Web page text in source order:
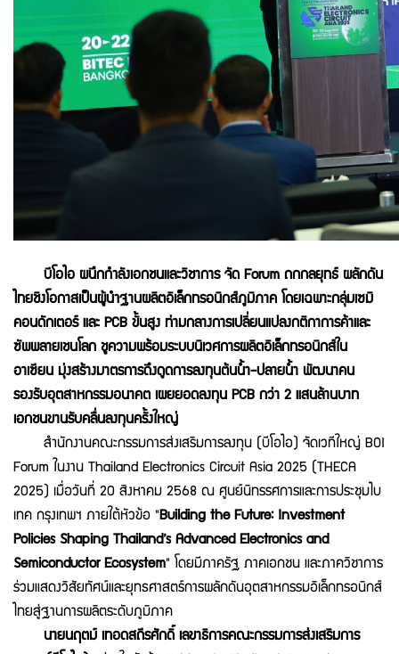
บีโอไอ ผนึกกำลังเอกชนและวิชาการ จัด Forum ถกกลยุทธ์ ผลักดัน
ไทยชิงโอกาสเป็นผู้นำฐานผลิตอิเล็กทรอนิกส์ภูมิภาค โดยเฉพาะกลุ่มเซมิ
คอนดักเตอร์ และ PCB ขั้นสูง ท่ามกลางการเปลี่ยนแปลงกติกาการค้าและ
ซัพพลายเชนโลก ชูความพร้อมระบบนิเวศการผลิตอิเล็กทรอนิกส์ใน
อาเซียน มุ่งสร้างมาตรการดึงดูดการลงทุนต้นน้ำ-ปลายน้ำ พัฒนาคน
รองรับอุตสาหกรรมอนาคต เผยยอดลงทุน PCB กว่า 2 แสนล้านบาท
เอกชนขานรับคลื่นลงทุนครั้งใหญ่
สำนักงานคณะกรรมการส่งเสริมการลงทุน (บีโอไอ) จัดเวทีใหญ่ BOI
Forum ในงาน Thailand Electronics Circuit Asia 2025 (THECA
2025) เมื่อวันที่ 20 สิงหาคม 2568 ณ ศูนย์นิทรรศการและการประชุมไบ
เทค กรุงเทพฯ ภายใต้หัวข้อ "Building the Future: Investment
Policies Shaping Thailand’s Advanced Electronics and
Semiconductor Ecosystem" โดยมีภาครัฐ ภาคเอกชน และภาควิชาการ
ร่วมแสดงวิสัยทัศน์และยุทธศาสตร์การผลักดันอุตสาหกรรมอิเล็กทรอนิกส์
ไทยสู่ฐานการผลิตระดับภูมิภาค
นายนฤตม์ เทอดสถีรศักดิ์ เลขาธิการคณะกรรมการส่งเสริมการ